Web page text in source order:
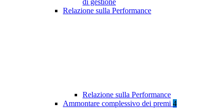
di gestione
Relazione sulla Performance
Relazione sulla Performance
Ammontare complessivo dei premi 4